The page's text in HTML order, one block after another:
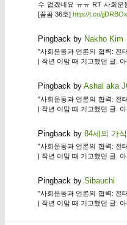
수 없겠네요 ㅠㅠ RT 사회운
[꼼꼼 36호] http://t.co/jjDRBOx
Pingback by Nakho Kim
"사회운동과 언론의 협력: 전
| 작년 이맘 때 기고했던 글.
Pingback by Ashal aka
"사회운동과 언론의 협력: 전
| 작년 이맘 때 기고했던 글.
Pingback by 84세의 가
"사회운동과 언론의 협력: 전
| 작년 이맘 때 기고했던 글.
Pingback by Sibauchi
"사회운동과 언론의 협력: 전
| 작년 이맘 때 기고했던 글.